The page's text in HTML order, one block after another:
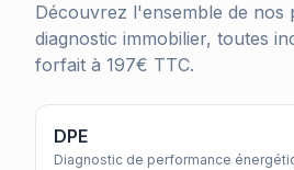
Découvrez l'ensemble de nos
diagnostic immobilier, toutes
forfait à 197€ TTC.
DPE
Diagnostic de performance